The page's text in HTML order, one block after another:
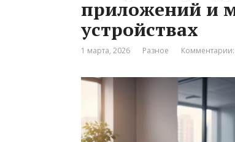
приложений и
устройствах
1 марта, 2026 Разное